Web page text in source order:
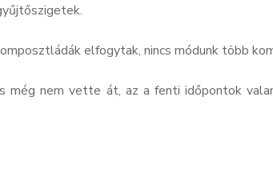
elfogytak, nincs módunk több
nem vette át, az a fenti időpontok